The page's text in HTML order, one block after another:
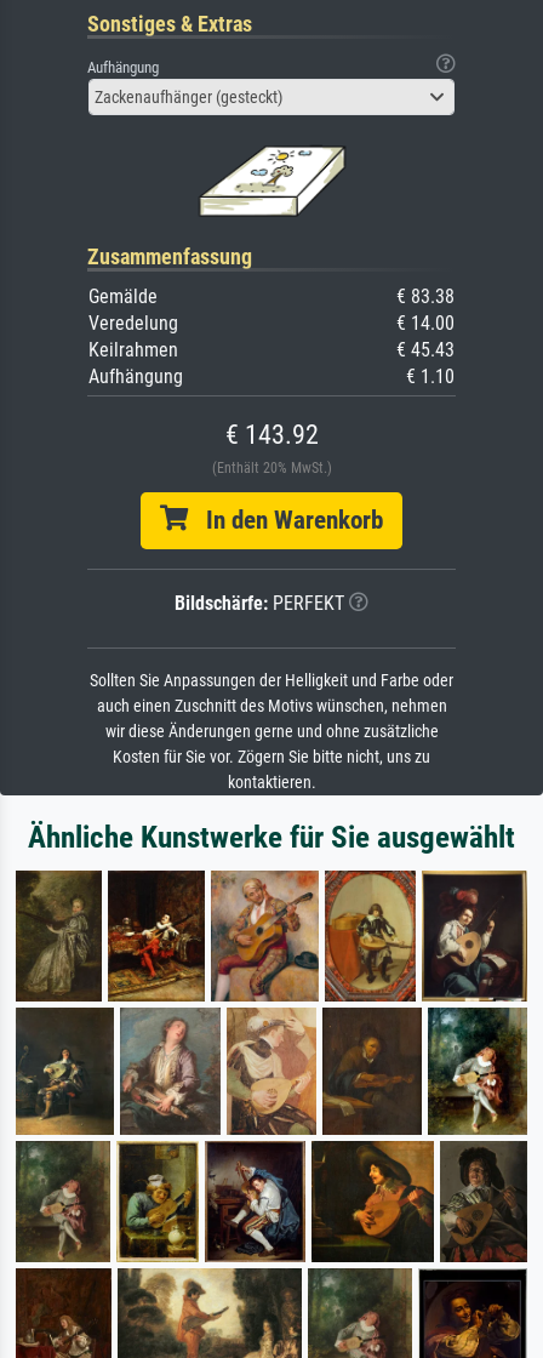
Sonstiges & Extras
Aufhängung
Zackenaufhänger (gesteckt)
Zusammenfassung
Gemälde
€ 83.38
Veredelung
€ 14.00
Keilrahmen
€ 45.43
Aufhängung
€ 1.10
€ 143.92
(Enthält 20% MwSt.)
In den Warenkorb
Bildschärfe: PERFEKT
Sollten Sie Anpassungen der Helligkeit und Farbe oder
auch einen Zuschnitt des Motivs wünschen, nehmen
wir diese Änderungen gerne und ohne zusätzliche
Kosten für Sie vor. Zögern Sie bitte nicht, uns zu
kontaktieren.
Ähnliche Kunstwerke für Sie ausgewählt